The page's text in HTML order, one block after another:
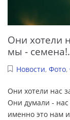
Они хотели
мы -
Новости, Фото,
Они хотели нас
Они думали -
именно это нам